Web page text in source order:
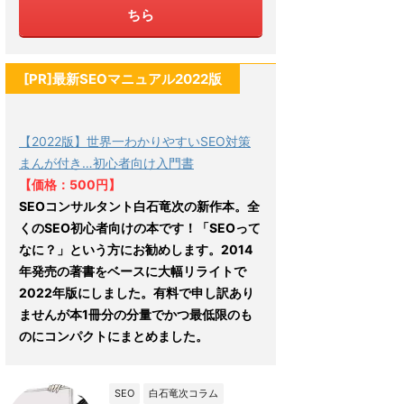
ちら
[PR]最新SEOマニュアル2022版
【2022版】世界一わかりやすいSEO対策
まんが付き…初心者向け入門書
【価格：500円】
SEOコンサルタント白石竜次の新作本。全
くのSEO初心者向けの本です！「SEOって
なに？」という方にお勧めします。2014
年発売の著書をベースに大幅リライトで
2022年版にしました。有料で申し訳あり
ませんが本1冊分の分量でかつ最低限のも
のにコンパクトにまとめました。
SEO 白石竜次コラム